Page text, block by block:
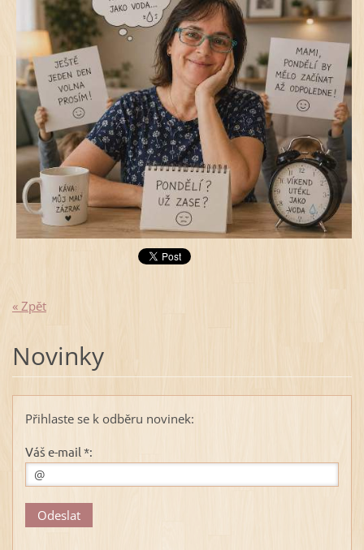
« Zpět
Novinky
Přihlaste se k odběru novinek:
Váš e-mail *: